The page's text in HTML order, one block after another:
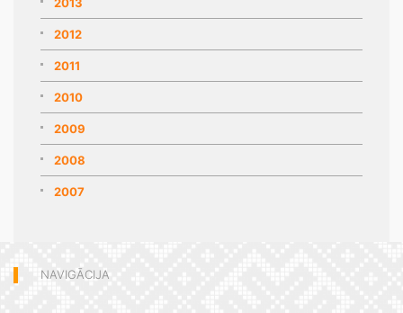
2013
2012
2011
2010
2009
2008
2007
NAVIGĀCIJA